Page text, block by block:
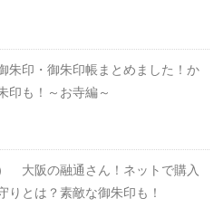
朱印・御朱印帳まとめました！か
印も！～お寺編～
大阪の融通さん！ネットで購入
りとは？素敵な御朱印も！